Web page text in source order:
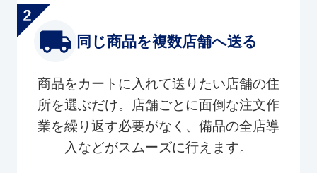
同じ商品を複数店舗へ送る
商品をカートに入れて送りたい店舗の住
所を選ぶだけ。店舗ごとに面倒な注文作
業を繰り返す必要がなく、備品の全店導
入などがスムーズに行えます。